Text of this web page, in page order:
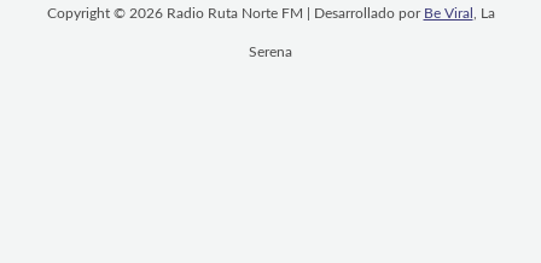
Copyright © 2026 Radio Ruta Norte FM | Desarrollado por Be Viral , La
Serena